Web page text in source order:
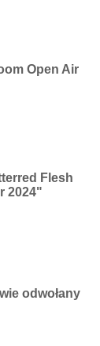
Open Air
Flesh
2024"
odwołany